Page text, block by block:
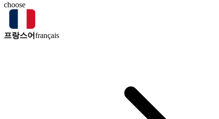
choose
프랑스어français